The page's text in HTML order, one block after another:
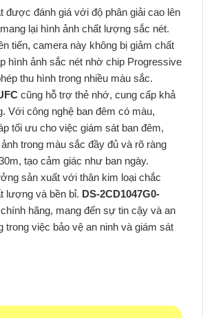
được đánh giá với độ phân giải cao lên
lại hình ảnh chất lượng sắc nét.
tiến, camera này không bị giảm chất
hình ảnh sắc nét nhờ chip Progressive
thu hình trong nhiều màu sắc.
cũng hỗ trợ thẻ nhớ, cung cấp khả
Với công nghệ ban đêm có màu,
tối ưu cho việc giám sát ban đêm,
trong màu sắc đầy đủ và rõ ràng
tạo cảm giác như ban ngày.
sản xuất với thân kim loại chắc
lượng và bền bỉ. DS-2CD1047G0-
hãng, mang đến sự tin cậy và an
trong việc bảo vệ an ninh và giám sát